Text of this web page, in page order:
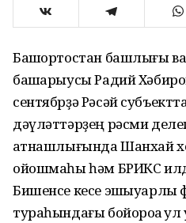
Башҡортостан башлығы
башҡарыусы Радий
сентябрҙә Рәсәй
дәүләттәрҙең рәсми
ҡатнашлығында Шанхай
ойошмаһы һәм БРИКС
Бишенсе кесе
тураһындағы бойороҡҡа ҡул